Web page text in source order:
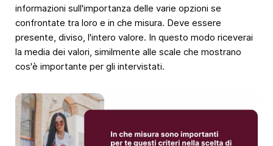
informazioni sull'importanza delle varie opzioni se
confrontate tra loro e in che misura. Deve essere
presente, diviso, l'intero valore. In questo modo riceverai
la media dei valori, similmente alle scale che mostrano
cos'è importante per gli intervistati.